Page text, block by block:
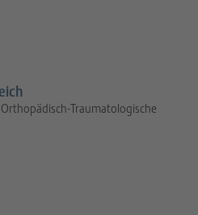
Traumatologische